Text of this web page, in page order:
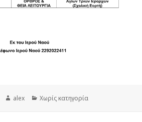
Συντάκτης
alex Κατηγορίες
Χωρίς κατηγορία